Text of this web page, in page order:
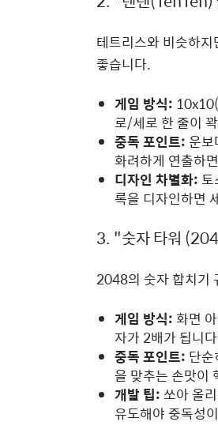
테트리스와 비슷하
좋습니다.
게임 방식:
로/세로 한 줄이
중독 포인트:운보
화려하게 연출하
디자인 차별화:토
록을 디자인하면
3. "숫자 타워
2048의 숫자 합치기
게임 방식:화면
자가 2배가 됩니
중독 포인트: 단
을 맞추는 손맛이
개발 팁: 쏘아 올
유도해야 중독성